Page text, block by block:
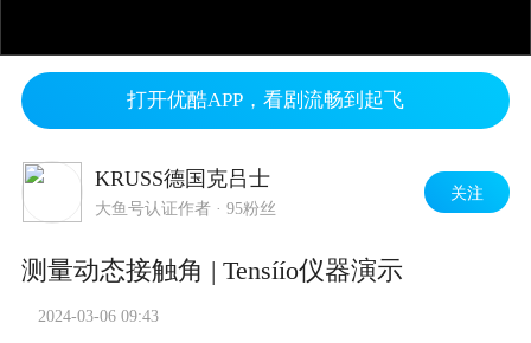
打开优酷APP，看剧流畅到起飞
KRUSS德国克吕士
大鱼号认证作者 ·95粉丝
关注
测量动态接触角 | Tensíío仪器演示
2024-03-06 09:43